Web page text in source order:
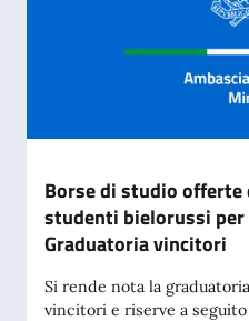
Borse di studio offerte
studenti bielorussi per
Graduatoria vincitori
Si rende nota la
vincitori e riserve a